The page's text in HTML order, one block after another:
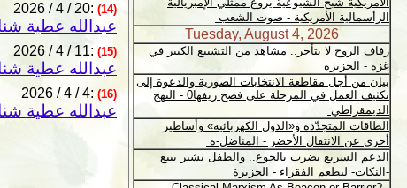
2026 / 4 / 20: (14)
عبدالله عطية
2026 / 4 / 11: (15)
عبدالله عطية
2026 / 4 / 4: (16)
عبدالله عطية